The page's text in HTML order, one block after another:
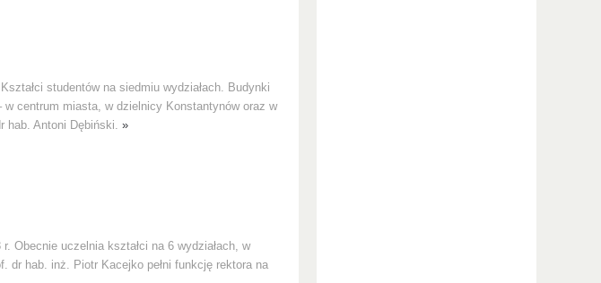
studentów na siedmiu wydziałach. Budynki
centrum miasta, w dzielnicy Konstantynów oraz w
hab. Antoni Dębiński. »
Obecnie uczelnia kształci na 6 wydziałach, w
dr hab. inż. Piotr Kacejko pełni funkcję rektora na